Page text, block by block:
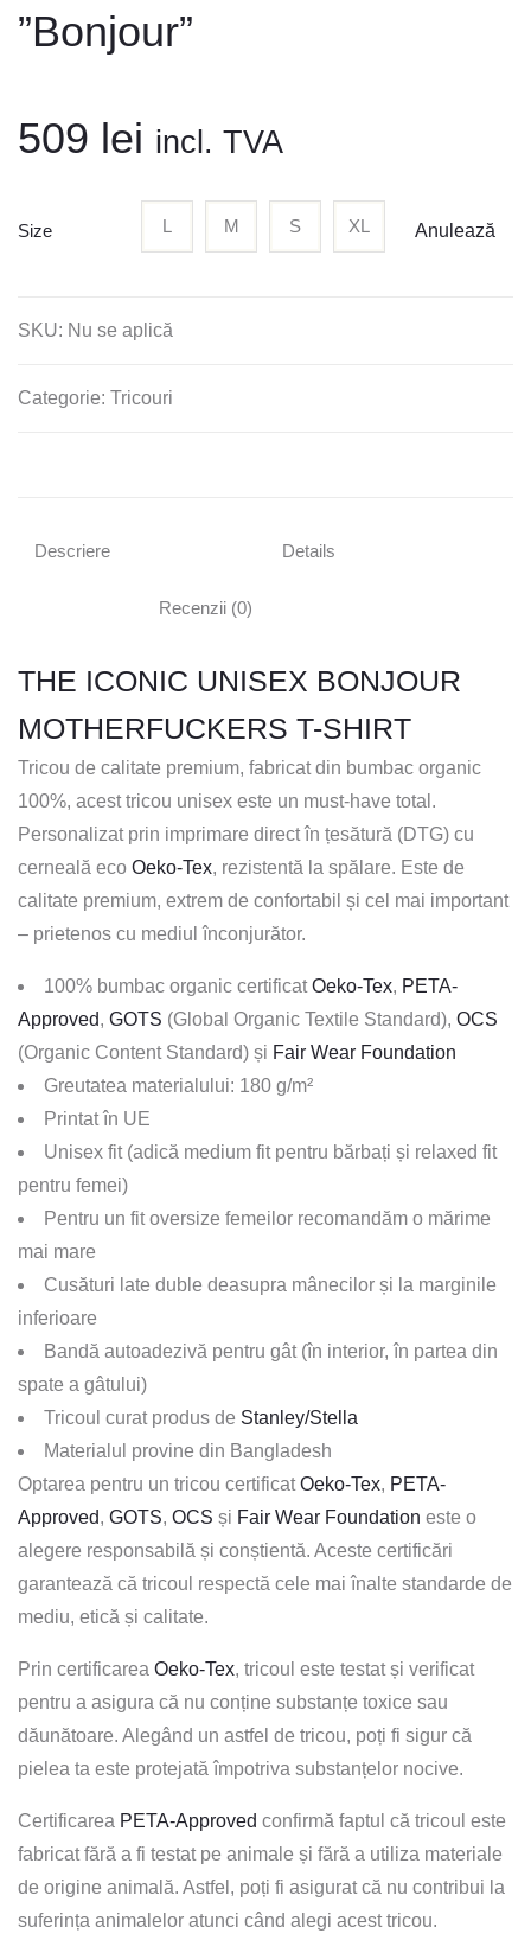
”Bonjour”
509 lei incl. TVA
Size L M S XL Anulează
SKU: Nu se aplică
Categorie: Tricouri
Descriere Details
Recenzii (0)
THE ICONIC UNISEX BONJOUR
MOTHERFUCKERS T-SHIRT
Tricou de calitate premium, fabricat din bumbac organic
100%, acest tricou unisex este un must-have total.
Personalizat prin imprimare direct în țesătură (DTG) cu
cerneală eco Oeko-Tex, rezistentă la spălare. Este de
calitate premium, extrem de confortabil și cel mai important
– prietenos cu mediul înconjurător.
100% bumbac organic certificatOeko-Tex, PETA-
Approved, GOTS (Global Organic Textile Standard), OCS
(Organic Content Standard) și Fair Wear Foundation
Greutatea materialului: 180 g/m²
Printat în UE
Unisex fit (adică medium fit pentru bărbați și relaxed fit
pentru femei)
Pentru un fit oversize femeilor recomandăm o mărime
mai mare
Cusături late duble deasupra mânecilor și la marginile
inferioare
Bandă autoadezivă pentru gât (în interior, în partea din
spate a gâtului)
Tricoul curat produs de Stanley/Stella
Materialul provine din Bangladesh
Optarea pentru un tricou certificatOeko-Tex, PETA-
Approved, GOTS, OCS și Fair Wear Foundation este o
alegere responsabilă și conștientă. Aceste certificări
garantează că tricoul respectă cele mai înalte standarde de
mediu, etică și calitate.
Prin certificarea Oeko-Tex, tricoul este testat și verificat
pentru a asigura că nu conține substanțe toxice sau
dăunătoare. Alegând un astfel de tricou, poți fi sigur că
pielea ta este protejată împotriva substanțelor nocive.
Certificarea PETA-Approved confirmă faptul că tricoul este
fabricat fără a fi testat pe animale și fără a utiliza materiale
de origine animală. Astfel, poți fi asigurat că nu contribui la
suferința animalelor atunci când alegi acest tricou.